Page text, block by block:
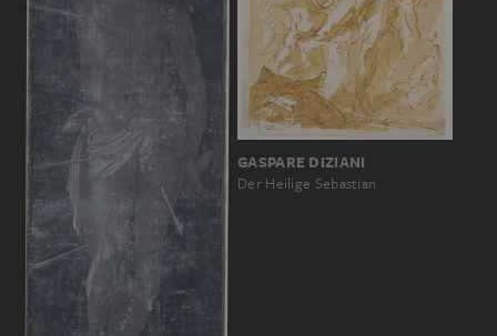
GASPARE DIZIANI
Der Heilige Sebastian